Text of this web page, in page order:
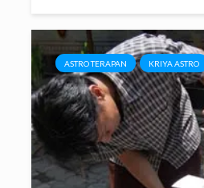
ASTRO TERAPAN KRIYA ASTRO